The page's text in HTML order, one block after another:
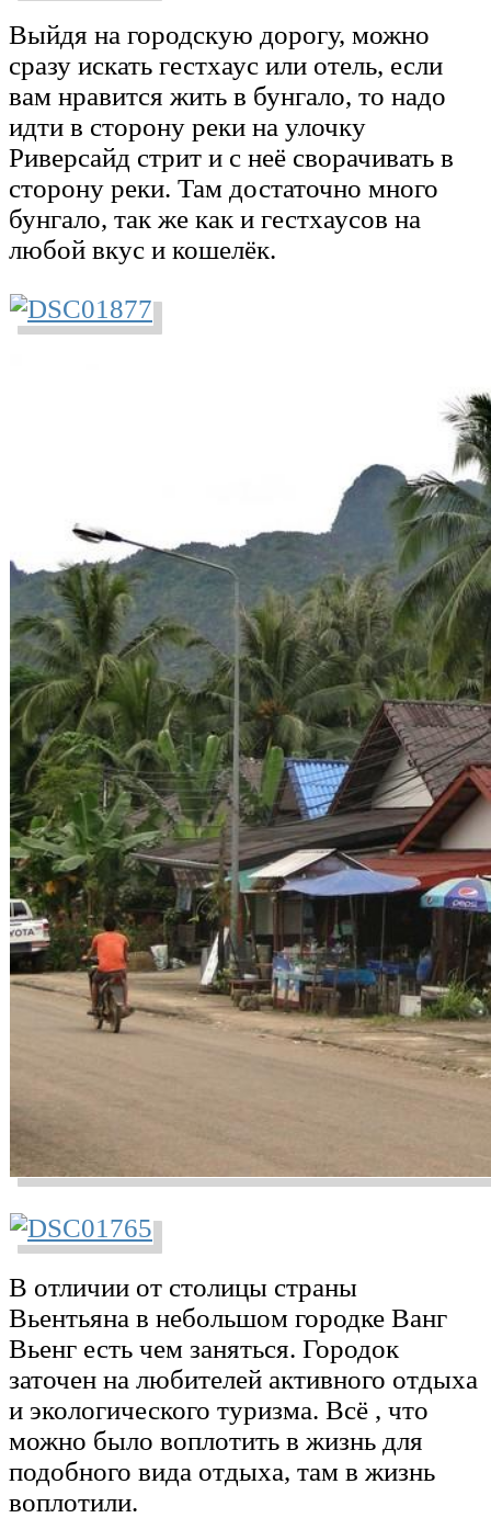
Выйдя на городскую дорогу, можно
сразу искать гестхаус или отель, если
вам нравится жить в бунгало, то надо
идти в сторону реки на улочку
Риверсайд стрит и с неё сворачивать в
сторону реки. Там достаточно много
бунгало, так же как и гестхаусов на
любой вкус и кошелёк.
В отличии от столицы страны
Вьентьяна в небольшом городке Ванг
Вьенг есть чем заняться. Городок
заточен на любителей активного отдыха
и экологического туризма. Всё , что
можно было воплотить в жизнь для
подобного вида отдыха, там в жизнь
воплотили.